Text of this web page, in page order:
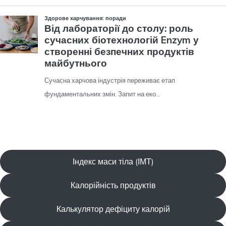
Індекс маси тіла (ІМТ)
Калорійність продуктів
Калькулятор дефіциту калорій